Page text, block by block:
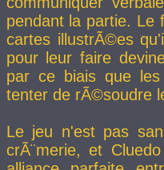
pendant la partie. Le
cartes illustrÃ©es
pour leur faire
par ce biais que
tenter de rÃ©soudre
Le jeu n'est pas
crÃ¨merie, et